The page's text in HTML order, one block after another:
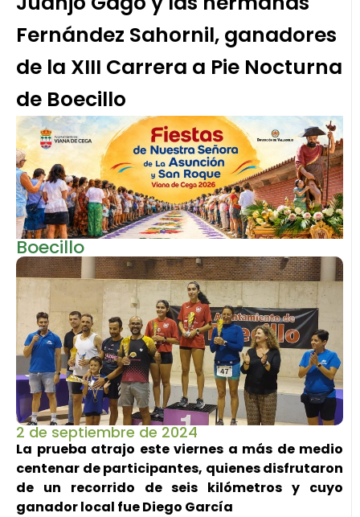
Fernández Sahornil, ganadores
de la XIII Carrera a Pie Nocturna
de Boecillo
Boecillo
2 de septiembre de 2024
La prueba atrajo este viernes a más de medio
centenar de participantes, quienes disfrutaron
de un recorrido de seis kilómetros y cuyo
ganador local fue Diego García